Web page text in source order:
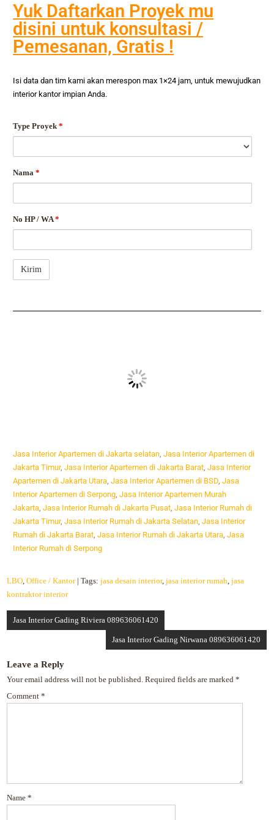
Yuk Daftarkan Proyek mu
disini untuk konsultasi /
Pemesanan, Gratis !
Isi data dan tim kami akan merespon max 1×24 jam, untuk mewujudkan
interior kantor impian Anda.
Type Proyek*
Nama*
No HP / WA*
Jasa Interior Apartemen di Jakarta selatan,Jasa Interior Apartemen di
Jakarta Timur,Jasa Interior Apartemen di Jakarta Barat,Jasa Interior
Apartemen di Jakarta Utara,Jasa Interior Apartemen di BSD,Jasa
Interior Apartemen di Serpong, Jasa Interior Apartemen Murah
Jakarta,Jasa Interior Rumah di Jakarta Pusat,Jasa Interior Rumah di
Jakarta Timur,Jasa Interior Rumah di Jakarta Selatan,Jasa Interior
Rumah di Jakarta Barat,Jasa Interior Rumah di Jakarta Utara,Jasa
Interior Rumah di Serpong
LBO,Office / Kantor| Tags:jasa desain interior,jasa interior rumah,jasa
kontraktor interior
Jasa Interior Gading Riviera 089636061420
Jasa Interior Gading Nirwana 089636061420
Leave a Reply
Your email address will not be published. Required fields are marked*
Comment*
Name*